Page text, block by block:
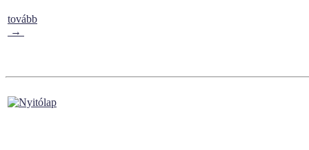
tovább
→